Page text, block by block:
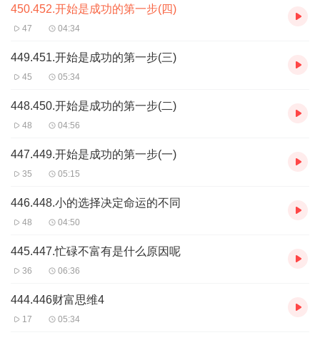
450.452.开始是成功的第一步(四)
47 04:34
449.451.开始是成功的第一步(三)
45 05:34
448.450.开始是成功的第一步(二)
48 04:56
447.449.开始是成功的第一步(一)
35 05:15
446.448.小的选择决定命运的不同
48 04:50
445.447.忙碌不富有是什么原因呢
36 06:36
444.446财富思维4
17 05:34